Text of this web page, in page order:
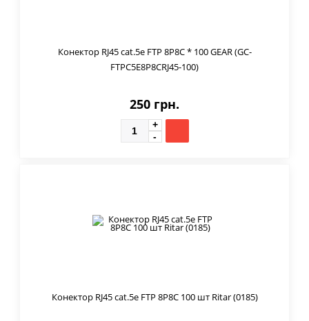
Конектор RJ45 cat.5e FTP 8P8C * 100 GEAR (GC-
FTPC5E8P8CRJ45-100)
250 грн.
Конектор RJ45 cat.5e FTP 8P8C 100 шт Ritar (0185)